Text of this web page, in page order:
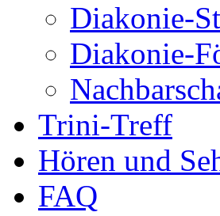
Diakonie-
Diakonie-
Trini-Treff
Hören und
FAQ